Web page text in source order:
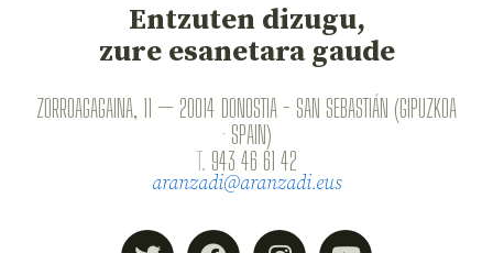
Entzuten dizugu,
zure esanetara gaude
ZORROAGAGAINA, 11 — 20014 DONOSTIA - SAN SEBASTIÁN (GIPUZKOA
· SPAIN)
T. 943 46 61 42
aranzadi@aranzadi.eus